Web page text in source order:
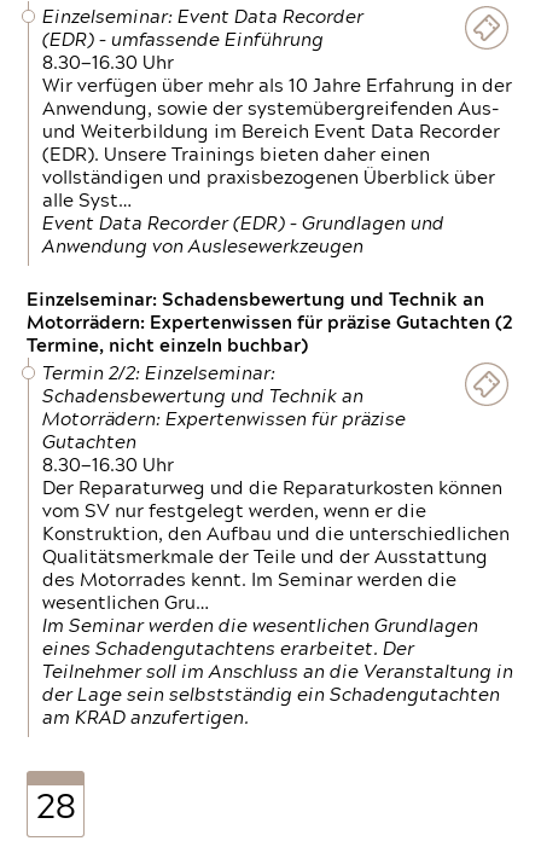
Einzelseminar: Event Data Recorder
(EDR) – umfassende Einführung
8.30—16.30 Uhr
Wir verfügen über mehr als 10 Jahre Erfahrung in der
Anwendung, sowie der systemübergreifenden Aus-
und Weiterbildung im Bereich Event Data Recorder
(EDR). Unsere Trainings bieten daher einen
vollständigen und praxisbezogenen Überblick über
alle Syst…
Event Data Recorder (EDR) – Grundlagen und
Anwendung von Auslesewerkzeugen
Einzelseminar: Schadensbewertung und Technik an
Motorrädern: Expertenwissen für präzise Gutachten (2
Termine, nicht einzeln buchbar)
Termin 2/2: Einzelseminar:
Schadensbewertung und Technik an
Motorrädern: Expertenwissen für präzise
Gutachten
8.30—16.30 Uhr
Der Reparaturweg und die Reparaturkosten können
vom SV nur festgelegt werden, wenn er die
Konstruktion, den Aufbau und die unterschiedlichen
Qualitätsmerkmale der Teile und der Ausstattung
des Motorrades kennt. Im Seminar werden die
wesentlichen Gru…
Im Seminar werden die wesentlichen Grundlagen
eines Schadengutachtens erarbeitet. Der
Teilnehmer soll im Anschluss an die Veranstaltung in
der Lage sein selbstständig ein Schadengutachten
am KRAD anzufertigen.
28